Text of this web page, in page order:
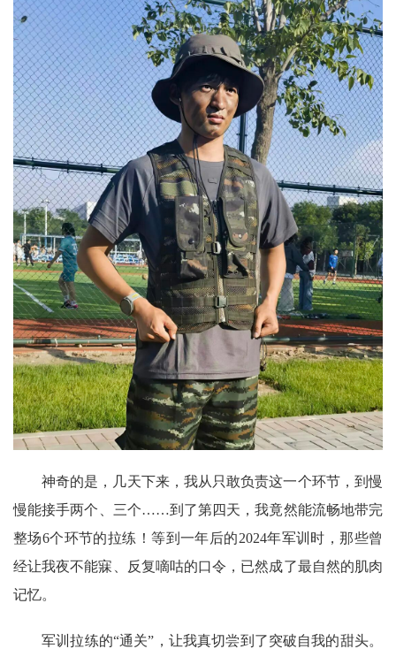
神奇的是，几天下来，我从只敢负责这一个环节，到慢
慢能接手两个、三个……到了第四天，我竟然能流畅地带完
整场6个环节的拉练！等到一年后的2024年军训时，那些曾
经让我夜不能寐、反复嘀咕的口令，已然成了最自然的肌肉
记忆。
军训拉练的“通关”，让我真切尝到了突破自我的甜头。